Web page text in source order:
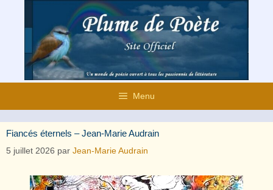
contenu
Menu
Fiancés éternels – Jean-Marie Audrain
5 juillet 2026 par Jean-Marie Audrain